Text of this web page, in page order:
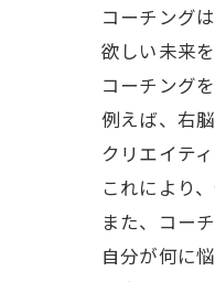
コーチング
欲しい未来
コーチング
例えば、右
クリエイテ
これにより
また、コー
自分が何に